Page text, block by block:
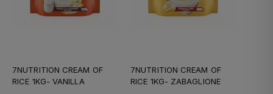
7NUTRITION CREAM OF
RICE 1KG- VANILLA
7NUTRITION CREAM OF
RICE 1KG- ZABAGLIONE